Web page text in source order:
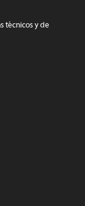
técnicos y de